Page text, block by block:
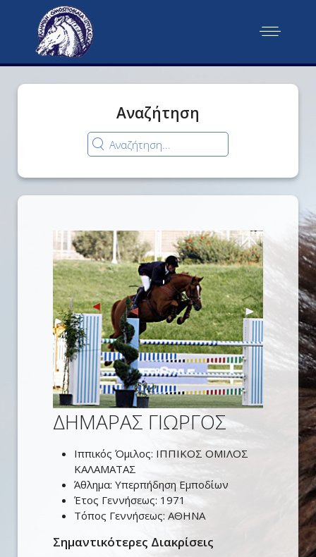
Αναζήτηση
ΔΗΜΑΡΑΣ ΓΙΩΡΓΟΣ
Ιππικός Όμιλος: ΙΠΠΙΚΟΣ ΟΜΙΛΟΣ
ΚΑΛΑΜΑΤΑΣ
Άθλημα: Υπερπήδηση Εμποδίων
Έτος Γεννήσεως: 1971
Τόπος Γεννήσεως: ΑΘΗΝΑ
Σημαντικότερες Διακρίσεις